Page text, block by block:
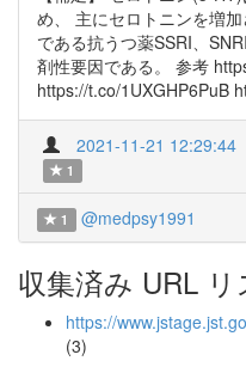
め、 主にセロトニンを増
である抗うつ薬SSRI、
剤性要因である。 参考
https://t.co/1UXGHP6PuB
2021-11-21 12:29:44
1
1 @medpsy1991
収集済み URL リ
https://
(3)